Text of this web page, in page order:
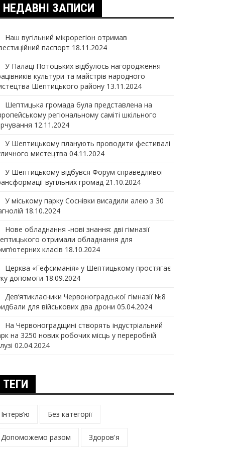
НЕДАВНІ ЗАПИСИ
Наш вугільний мікрорегіон отримав
паспорт 18.11.2024
У Палаці Потоцьких відбулось нагородження
культури та майстрів народного
Шептицького району 13.11.2024
Шептицька громада була представлена на
регіональному саміті шкільного
12.11.2024
У Шептицькому планують проводити фестивалі
мистецтва 04.11.2024
У Шептицькому відбувся Форум справедливої
вугільних громад 21.10.2024
У міському парку Соснівки висадили алею з 30
18.10.2024
Нове обладнання -нові знання: дві гімназії
отримали обладнання для
класів 18.10.2024
Церква «Гефсиманія» у Шептицькому простягає
допомоги 18.09.2024
Дев‘ятикласники Червоноградської гімназії №8
для військових два дрони 05.04.2024
На Червоноградщині створять індустріальний
на 3250 нових робочих місць у переробній
02.04.2024
ТЕГИ
Інтерв’ю Без категорії
Допоможемо разом Здоров'я